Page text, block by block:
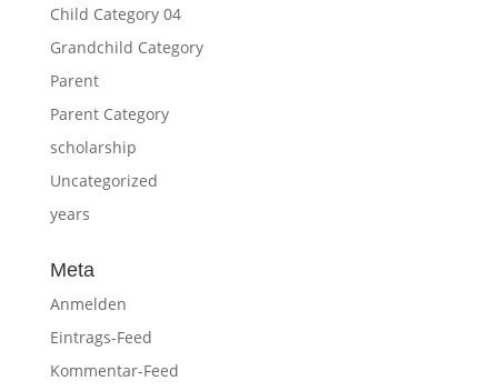
Child Category 04
Grandchild Category
Parent
Parent Category
scholarship
Uncategorized
years
Meta
Anmelden
Eintrags-Feed
Kommentar-Feed